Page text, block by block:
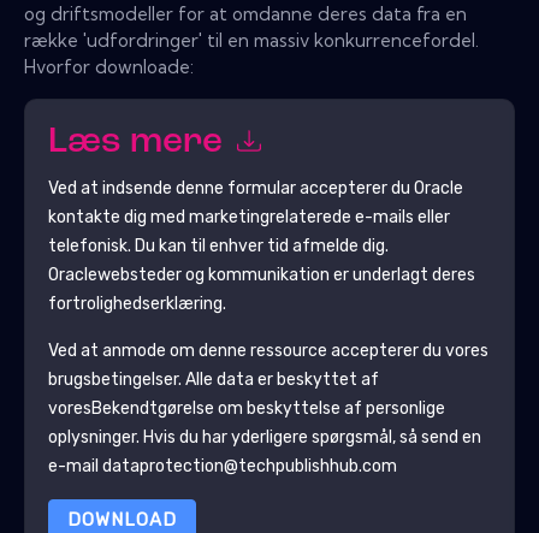
og driftsmodeller for at omdanne deres data fra en
række 'udfordringer' til en massiv konkurrencefordel.
Hvorfor downloade:
Læs mere
Ved at indsende denne formular accepterer du Oracle
kontakte dig med marketingrelaterede e-mails eller
telefonisk. Du kan til enhver tid afmelde dig.
Oraclewebsteder og kommunikation er underlagt deres
fortrolighedserklæring.
Ved at anmode om denne ressource accepterer du vores
brugsbetingelser. Alle data er beskyttet af
voresBekendtgørelse om beskyttelse af personlige
oplysninger. Hvis du har yderligere spørgsmål, så send en
e-mail dataprotection@techpublishhub.com
DOWNLOAD